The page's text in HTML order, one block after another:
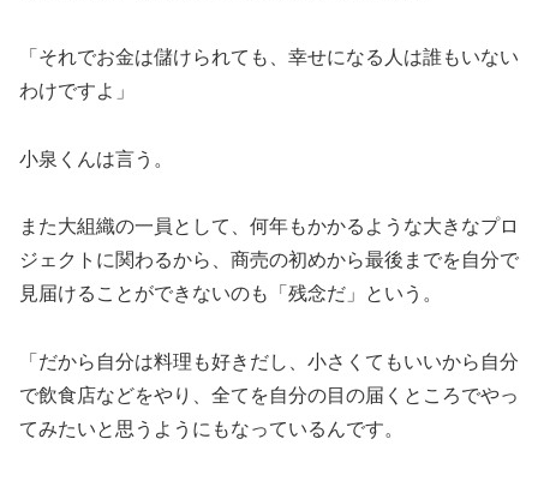
「それでお金は儲けられても、幸せになる人は誰もいない
わけですよ」
小泉くんは言う。
また大組織の一員として、何年もかかるような大きなプロ
ジェクトに関わるから、商売の初めから最後までを自分で
見届けることができないのも「残念だ」という。
「だから自分は料理も好きだし、小さくてもいいから自分
で飲食店などをやり、全てを自分の目の届くところでやっ
てみたいと思うようにもなっているんです。